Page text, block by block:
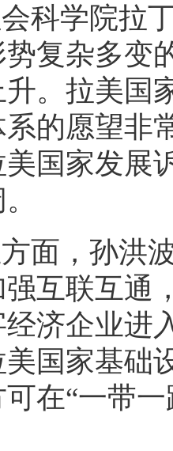
科学院拉
复杂多变
。拉美国
的愿望非
国家发展
面，孙洪
互联互通
济企业进
美国家基础
在“一带